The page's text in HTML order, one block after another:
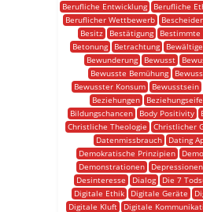
Berufliche Entwicklung
Berufliche
Beruflicher Wettbewerb
Besitz
Bestätigung Bestimmte
Betonung
Betrachtung
Bewunderung
Bewusst
Bewusste Bemühung
Bewusster Konsum
Bewusstsein
Beziehungen
Bildungschancen
Body Positivity
Christliche Theologie
Christlicher
Datenmissbrauch
Dating
Demokratische Prinzipien
Demonstrationen
Depressionen
Desinteresse
Dialog Die 7
Digitale Ethik
Digitale Geräte
Digitale Kluft
Digitale